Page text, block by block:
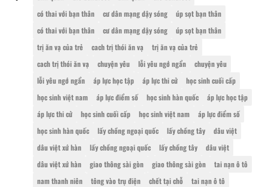
có thai với bạn thân
cư dân mạng dậy sóng
úp sọt bạn thân
có thai với bạn thân
cư dân mạng dậy sóng
úp sọt bạn thân
trị ăn vạ của trẻ
cach trị thói ăn vạ
trị ăn vạ của trẻ
cach trị thói ăn vạ
chuyện yêu lỗi yêu ngớ ngẩn
chuyện yêu
lỗi yêu ngớ ngẩn
áp lực học tập áp lực thi cử
học sinh cuối cấp
học sinh việt nam
áp lực điểm số học sinh hàn quốc
áp lực học tập
áp lực thi cử
học sinh cuối cấp học sinh việt nam
áp lực điểm số
học sinh hàn quốc
lấy chồng ngoại quốc lấy chồng tây
dâu việt
dâu việt xứ hàn
lấy chồng ngoại quốc lấy chồng tây
dâu việt
dâu việt xứ hàn
giao thông sài gòn giao thông sài gòn
tai nạn ô tô
nam thanh niên
tông vào trụ điện chết tại chỗ tai nạn ô tô